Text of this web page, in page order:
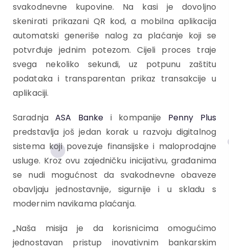
svakodnevne kupovine. Na kasi je dovoljno
skenirati prikazani QR kod, a mobilna aplikacija
automatski generiše nalog za plaćanje koji se
potvrđuje jednim potezom. Cijeli proces traje
svega nekoliko sekundi, uz potpunu zaštitu
podataka i transparentan prikaz transakcije u
aplikaciji.
SaradnjaASA Banke i kompanije Penny Plus
predstavlja još jedan korak u razvoju digitalnog
sistema koji povezuje finansijske i maloprodajne
usluge. Kroz ovu zajedničku inicijativu, građanima
se nudi mogućnost da svakodnevne obaveze
obavljaju jednostavnije, sigurnije i u skladu s
modernim navikama plaćanja.
„Naša misija je da korisnicima omogućimo
jednostavan pristup inovativnim bankarskim